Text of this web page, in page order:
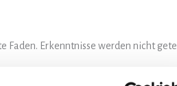
Erkenntnisse werden nicht